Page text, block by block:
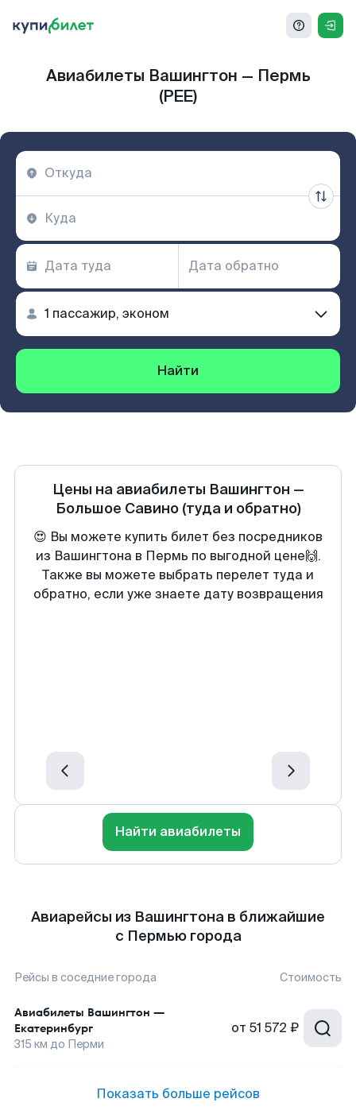
Авиабилеты Вашингтон — Пермь
(PEE)
Найти
Цены на авиабилеты Вашингтон —
Большое Савино (туда и обратно)
😍 Вы можете купить билет без посредников
из Вашингтона в Пермь по выгодной цене🙌.
Также вы можете выбрать перелет туда и
обратно, если уже знаете дату возвращения
Найти авиабилеты
Авиарейсы из Вашингтона в ближайшие
с Пермью города
Рейсы в соседние города Стоимость
Авиабилеты Вашингтон —
Екатеринбург
315 км до Перми
от 51 572 ₽
Показать больше рейсов